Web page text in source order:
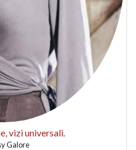
vizi universali.
Galore